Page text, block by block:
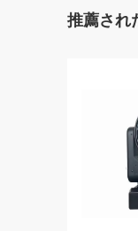
推薦され